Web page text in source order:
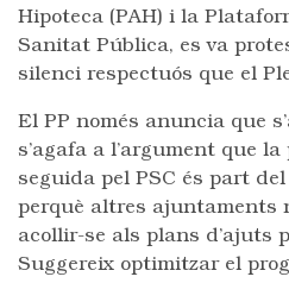
Hipoteca (PAH) i la
Sanitat Pública, es va
silenci respectuós que el
El PP només anuncia que
s’agafa a l’argument que
seguida pel PSC és part
perquè altres ajuntaments
acollir-se als plans d’ajuts
Suggereix optimitzar el